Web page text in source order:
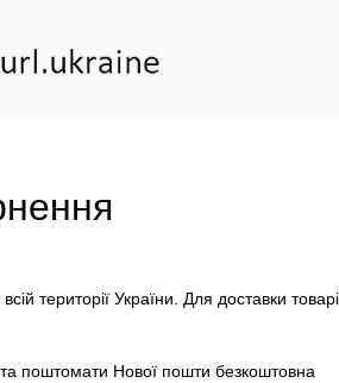
території України. Для доставки
та поштомати Нової пошти безкоштовна